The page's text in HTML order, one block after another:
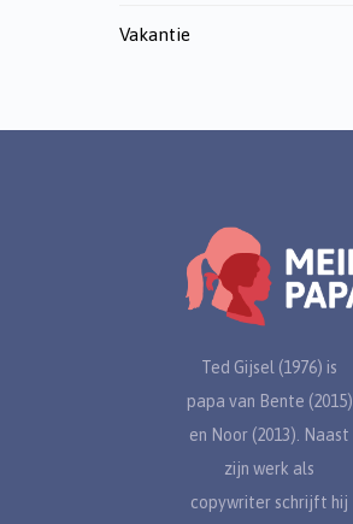
Vakantie
Ted Gijsel (1976) is
papa van Bente (2015)
en Noor (2013). Naast
zijn werk als
copywriter schrijft hij